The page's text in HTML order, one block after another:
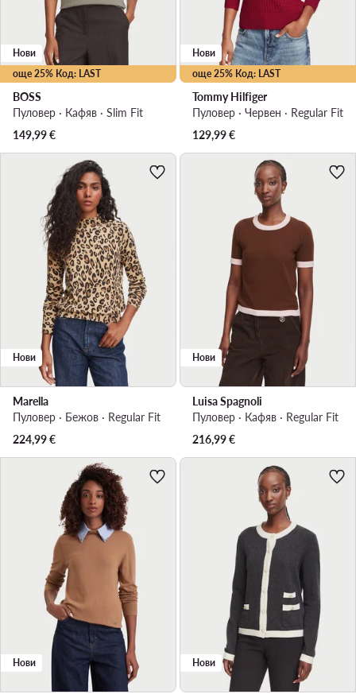
още 25% Код: LAST
Нови
BOSS
Пуловер · Кафяв · Slim Fit
149,99€
още 25% Код: LAST
Нови
Tommy Hilfiger
Пуловер · Червен · Regular Fit
129,99€
Нови
Marella
Пуловер · Бежов · Regular Fit
224,99€
Нови
Luisa Spagnoli
Пуловер · Кафяв · Regular Fit
216,99€
Нови Нови